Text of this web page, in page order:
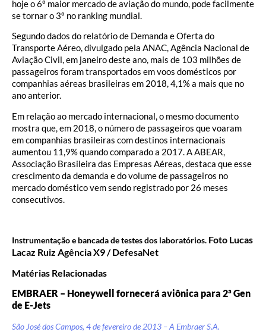
hoje o 6º maior mercado de aviação do mundo, pode facilmente
se tornar o 3º no ranking mundial.
Segundo dados do relatório de Demanda e Oferta do
Transporte Aéreo, divulgado pela ANAC, Agência Nacional de
Aviação Civil, em janeiro deste ano, mais de 103 milhões de
passageiros foram transportados em voos domésticos por
companhias aéreas brasileiras em 2018, 4,1% a mais que no
ano anterior.
Em relação ao mercado internacional, o mesmo documento
mostra que, em 2018, o número de passageiros que voaram
em companhias brasileiras com destinos internacionais
aumentou 11,9% quando comparado a 2017. A ABEAR,
Associação Brasileira das Empresas Aéreas, destaca que esse
crescimento da demanda e do volume de passageiros no
mercado doméstico vem sendo registrado por 26 meses
consecutivos.
Instrumentação e bancada de testes dos laboratórios. Foto Lucas
Lacaz Ruiz Agência X9 / DefesaNet
Matérias Relacionadas
EMBRAER – Honeywell fornecerá aviônica para 2ª Gen
de E-Jets
São José dos Campos, 4 de fevereiro de 2013 – A Embraer S.A.